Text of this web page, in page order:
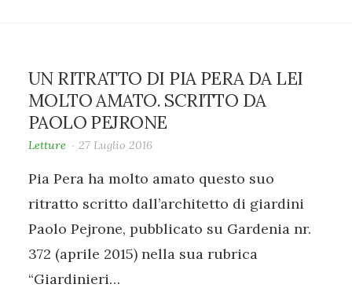
UN RITRATTO DI PIA PERA DA LEI
MOLTO AMATO. SCRITTO DA
PAOLO PEJRONE
Letture 27 Luglio 2016
Pia Pera ha molto amato questo suo
ritratto scritto dall’architetto di giardini
Paolo Pejrone, pubblicato su Gardenia nr.
372 (aprile 2015) nella sua rubrica
“Giardinieri…